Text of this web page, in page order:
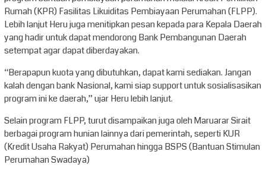
Rumah (KPR) Fasilitas Likuiditas Pembiayaan Perumahan (FLPP).
Lebih lanjut Heru juga menitipkan pesan kepada para Kepala Daerah
yang hadir untuk dapat mendorong Bank Pembangunan Daerah
setempat agar dapat diberdayakan.
“Berapapun kuota yang dibutuhkan, dapat kami sediakan. Jangan
kalah dengan bank Nasional, kami siap support untuk sosialisasikan
program ini ke daerah,” ujar Heru lebih lanjut.
Selain program FLPP, turut disampaikan juga oleh Maruarar Sirait
berbagai program hunian lainnya dari pemerintah, seperti KUR
(Kredit Usaha Rakyat) Perumahan hingga BSPS (Bantuan Stimulan
Perumahan Swadaya)